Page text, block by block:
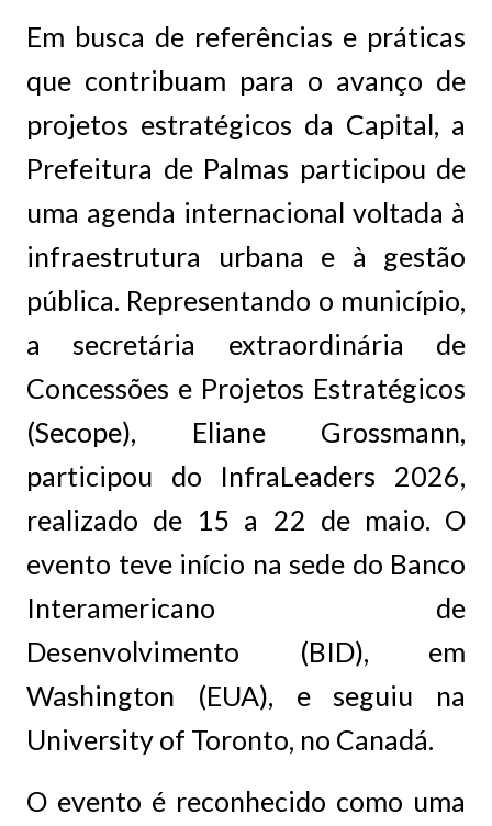
Em busca de referências e práticas
que contribuam para o avanço de
projetos estratégicos da Capital, a
Prefeitura de Palmas participou de
uma agenda internacional voltada à
infraestrutura urbana e à gestão
pública. Representando o município,
a secretária extraordinária de
Concessões e Projetos Estratégicos
(Secope), Eliane Grossmann,
participou do InfraLeaders 2026,
realizado de 15 a 22 de maio. O
evento teve início na sede do Banco
Interamericano de
Desenvolvimento (BID), em
Washington (EUA), e seguiu na
University of Toronto, no Canadá.
O evento é reconhecido como uma